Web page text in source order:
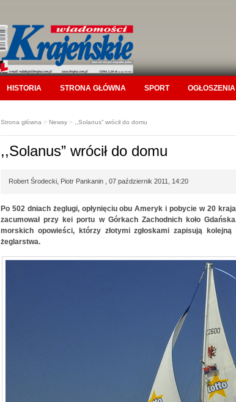
HISTORIA STRONA GŁÓWNA SPORT
Strona główna > Newsy > ,,Solanus” wrócił do domu
,,Solanus” wrócił do domu
Robert Środecki, Piotr Pankanin , 07 październik 2011, 14:20
Po 502 dniach żeglugi, opłynięciu obu Ameryk i pobycie w 20
zacumował przy kei portu w Górkach Zachodnich koło
morskich opowieści, którzy złotymi zgłoskami zapisują
żeglarstwa.